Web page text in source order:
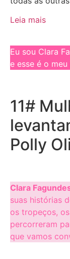
Leia mais
Eu sou Clara
e esse é o
11#
Polly
Clara
suas histórias
os tropeços,
percorreram
que vamos